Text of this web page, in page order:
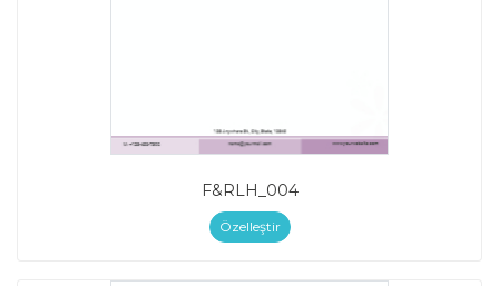
F&RLH_004
Özelleştir